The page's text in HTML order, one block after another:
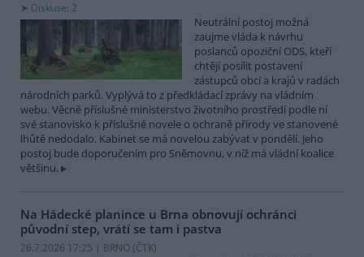
Diskuse: 2
Neutrální postoj možná
zaujme vláda k návrhu
poslanců opoziční ODS, kteří
chtějí posílit postavení
zástupců obcí a krajů v radách
národních parků. Vyplývá to z předkládací zprávy na vládním
webu. Věcně příslušné ministerstvo životního prostředí podle ní
své stanovisko k příslušné novele o ochraně přírody ve stanovené
lhůtě nedodalo. Kabinet se má novelou zabývat v pondělí. Jeho
postoj bude doporučením pro Sněmovnu, v níž má vládní koalice
většinu.
Na Hádecké planince u Brna obnovují ochránci
původní step, vrátí se tam i pastva
26.7.2026 17:25 | BRNO (ČTK)